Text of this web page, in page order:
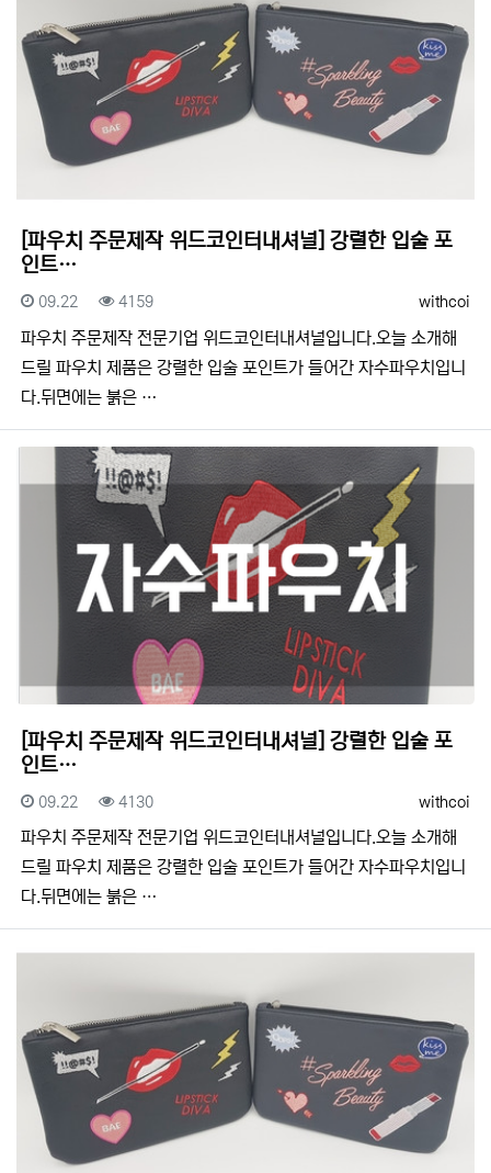
[파우치 주문제작 위드코인터내셔널] 강렬한 입술 포
인트…
등록자
withcoi
등록일
09.22 조회
4159
​​파우치 주문제작 전문기업 위드코인터내셔널입니다.​​오늘 소개해
드릴 파우치 제품은 강렬한 입술 포인트가 들어간 자수파우치입니
다.뒤면에는 붉은 …
[파우치 주문제작 위드코인터내셔널] 강렬한 입술 포
인트…
등록자
withcoi
등록일
09.22 조회
4130
​​파우치 주문제작 전문기업 위드코인터내셔널입니다.​​오늘 소개해
드릴 파우치 제품은 강렬한 입술 포인트가 들어간 자수파우치입니
다.뒤면에는 붉은 …